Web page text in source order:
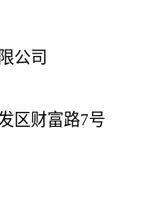
公司
区财富路7号